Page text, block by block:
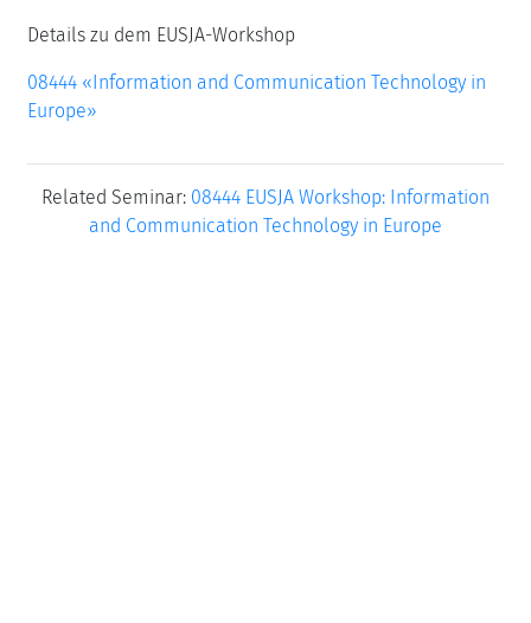
Details zu dem EUSJA-Workshop
08444 «Information and Communication Technology in
Europe»
Related Seminar: 08444 EUSJA Workshop: Information
and Communication Technology in Europe